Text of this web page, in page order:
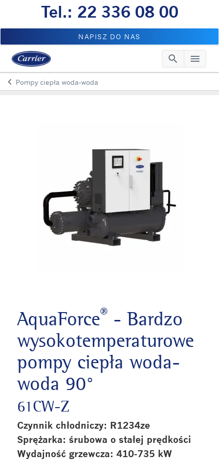
Tel.: 22 336 08 00
NAPISZ DO NAS
search menu
keyboard_arrow_leftArrow back
Pompy ciepła woda-woda
AquaForce® - Bardzo
wysokotemperaturowe
pompy ciepła woda-
woda 90°
61CW-Z
Czynnik chłodniczy: R1234ze
Sprężarka: śrubowa o stałej prędkości
Wydajność grzewcza: 410-735 kW